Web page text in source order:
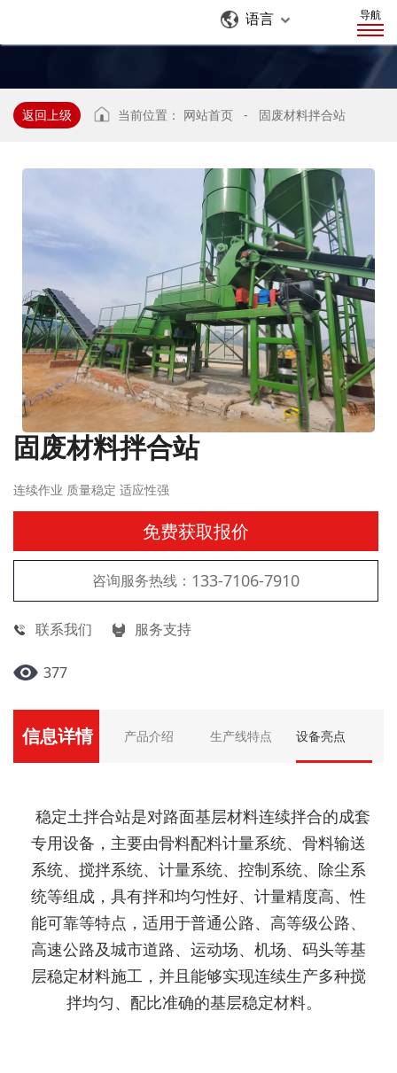
语言 导航
返回上级 当前位置： 网站首页 - 固废材料拌合站
固废材料拌合站
连续作业 质量稳定 适应性强
免费获取报价
咨询服务热线： 133-7106-7910
联系我们 服务支持
377
信息详情 产品介绍 生产线特点 设备亮点
稳定土拌合站是对路面基层材料连续拌合的成套
专用设备，主要由骨料配料计量系统、骨料输送
系统、搅拌系统、计量系统、控制系统、除尘系
统等组成，‌具有拌和均匀性好、‌计量精度高、‌性
能可靠等特点，适用于普通公路、高等级公路、
高速公路及城市道路、运动场、机场、码头等基
层稳定材料施工，并且能够实现连续生产多种搅
拌均匀、配比准确的基层稳定材料。